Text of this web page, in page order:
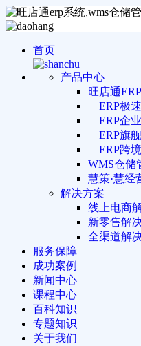
首页
产品中心
旺店通ERP
ERP极
ERP企
ERP旗
ERP跨
WMS仓储
慧策·慧经
解决方案
线上电商
新零售解
全渠道解
服务保障
成功案例
新闻中心
课程中心
百科知识
专题知识
关于我们